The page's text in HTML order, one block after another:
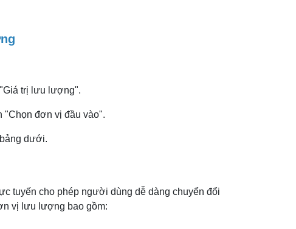
trị lưu lượng".
đơn vị đầu vào".
dưới.
tuyến cho phép người dùng dễ dàng chuyển đổi
vị lưu lượng bao gồm: